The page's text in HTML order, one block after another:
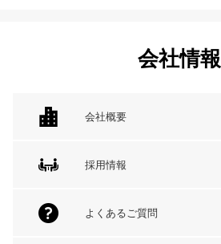
会社情報
会社概要
採用情報
よくあるご質問